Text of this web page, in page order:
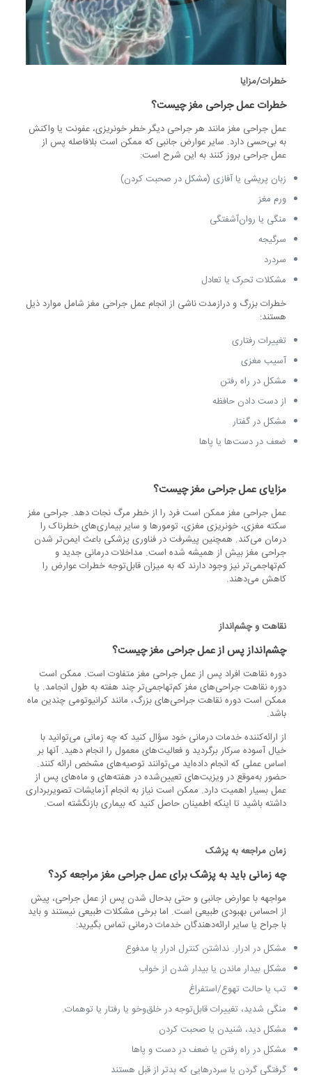
خطرات/مزایا
خطرات عمل جراحی مغز چیست؟
عمل جراحی مغز مانند هر جراحی دیگر خطر خونریزی، عفونت یا واکنش
به بی‌حسی دارد. سایر عوارض جانبی که ممکن است بلافاصله پس از
عمل جراحی بروز کنند به این شرح است:
زبان پریشی یا آفازی (مشکل در صحبت کردن)
ورم مغز
منگی یا روان‌آشفتگی
سرگیجه
سردرد
مشکلات تحرک یا تعادل
خطرات بزرگ و درازمدت ناشی از انجام عمل جراحی مغز شامل موارد ذیل
هستند:
تغییرات رفتاری
آسیب مغزی
مشکل در راه رفتن
از دست دادن حافظه
مشکل در گفتار
ضعف در دست‌ها یا پاها
مزایای عمل جراحی مغز چیست؟
عمل جراحی مغز ممکن است فرد را از خطر مرگ نجات دهد. جراحی مغز
سکته مغزی، خونریزی مغزی، تومورها و سایر بیماری‌های خطرناک را
درمان می‌کند. همچنین پیشرفت در فناوری پزشکی باعث ایمن‌تر شدن
جراحی مغز بیش از همیشه شده است. مداخلات درمانی جدید و
کم‌تهاجمی‌تر نیز وجود دارند که به میزان قابل‌توجه خطرات عوارض را
کاهش می‌دهند.
نقاهت و چشم‌انداز
چشم‌انداز پس از عمل جراحی مغز چیست؟
دوره نقاهت افراد پس از عمل جراحی مغز متفاوت است. ممکن است
دوره نقاهت جراحی‌های مغز کم‌تهاجمی‌تر چند هفته به طول انجامد. یا
ممکن است دوره نقاهت جراحی‌های بزرگ، مانند کرانیوتومی چندین ماه
باشد.
از ارائه‌کننده خدمات درمانی خود سؤال کنید که چه زمانی می‌توانید با
خیال آسوده سرکار برگردید و فعالیت‌های معمول را انجام دهید. آنها بر
اساس عملی که انجام داده‌اید می‌توانند توصیه‌های مشخص ارائه کنند.
حضور به‌موقع در ویزیت‌های تعیین‌شده در هفته‌های و ماه‌های پس از
عمل بسیار اهمیت دارد. ممکن است نیاز به انجام آزمایشات تصویربرداری
داشته باشید تا اینکه اطمینان حاصل کنید که بیماری بازنگشته است.
زمان مراجعه به پزشک
چه زمانی باید به پزشک برای عمل جراحی مغز مراجعه کرد؟
مواجهه با عوارض جانبی و حتی بدحال شدن پس از عمل جراحی، پیش
از احساس بهبودی طبیعی است. اما برخی مشکلات طبیعی نیستند و باید
با جراح یا سایر ارائه‌دهندگان خدمات درمانی تماس بگیرید:
مشکل در ادرار. نداشتن کنترل ادرار یا مدفوع
مشکل بیدار ماندن یا بیدار شدن از خواب
تب یا حالت تهوع/استفراغ
منگی شدید، تغییرات قابل‌توجه در خلق‌وخو یا رفتار یا توهمات.
مشکل دید، شنیدن یا صحبت کردن
مشکل در راه رفتن یا ضعف در دست و پاها
گرفتگی گردن یا سردرهایی که بدتر از قبل هستند